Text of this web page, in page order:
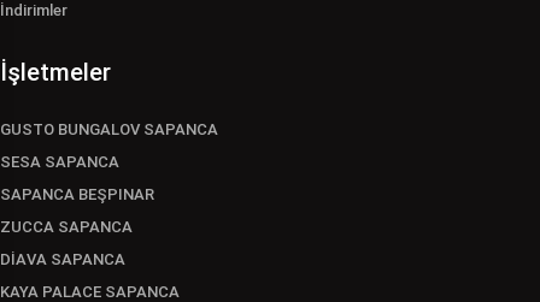
İndirimler
İşletmeler
GUSTO BUNGALOV SAPANCA
SESA SAPANCA
SAPANCA BEŞPINAR
ZUCCA SAPANCA
DİAVA SAPANCA
KAYA PALACE SAPANCA